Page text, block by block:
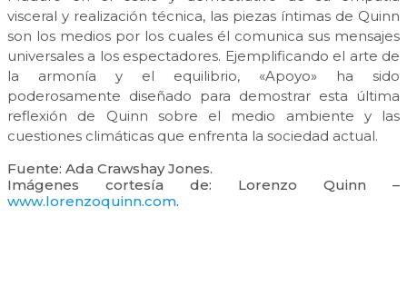
visceral y realización técnica, las piezas íntimas de Quinn
son los medios por los cuales él comunica sus mensajes
universales a los espectadores. Ejemplificando el arte de
la armonía y el equilibrio, «Apoyo» ha sido
poderosamente diseñado para demostrar esta última
reflexión de Quinn sobre el medio ambiente y las
cuestiones climáticas que enfrenta la sociedad actual.
Fuente: Ada Crawshay Jones.
Imágenes cortesía de: Lorenzo Quinn –
www.lorenzoquinn.com.